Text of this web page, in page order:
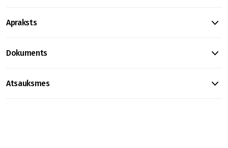
Apraksts
Dokuments
Atsauksmes